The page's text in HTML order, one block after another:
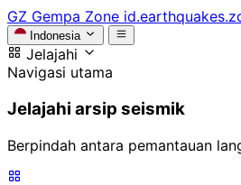
GZ Gempa Zone
Indonesia
Jelajahi
Navigasi utama
Jelajahi arsip seismik
Berpindah antara pemantauan